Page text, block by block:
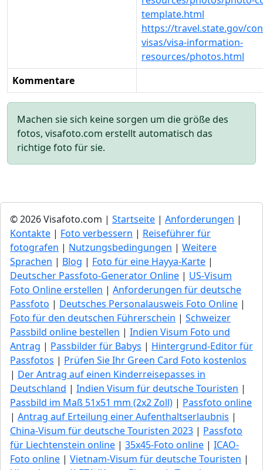
template.html
https://travel.state.gov/
visas/visa-information-
resources/photos.html
Kommentare
Machen sie sich keine sorgen um die größe des
fotos, visafoto.com erstellt automatisch das
richtige foto für sie.
© 2026 Visafoto.com | Startseite | Anforderungen |
Kontakte | Foto verbessern | Reiseführer für
fotografen | Nutzungsbedingungen | Weitere
Sprachen | Blog | Foto für eine Hayya-Karte |
Deutscher Passfoto-Generator Online | US-Visum
Foto Online erstellen | Anforderungen für deutsche
Passfoto | Deutsches Personalausweis Foto Online |
Foto für den deutschen Führerschein | Schweizer
Passbild online bestellen | Indien Visum Foto und
Antrag | Passbilder für Babys | Hintergrund-Editor für
Passfotos | Prüfen Sie Ihr Green Сard Foto kostenlos
| Der Antrag auf einen Kinderreisepasses in
Deutschland | Indien Visum für deutsche Touristen |
Passbild im Maß 51x51 mm (2x2 Zoll) | Passfoto online
| Antrag auf Erteilung einer Aufenthaltserlaubnis |
China-Visum für deutsche Touristen 2023 | Passfoto
für Liechtenstein online | 35x45-Foto online | ICAO-
Foto online | Vietnam-Visum für deutsche Touristen |